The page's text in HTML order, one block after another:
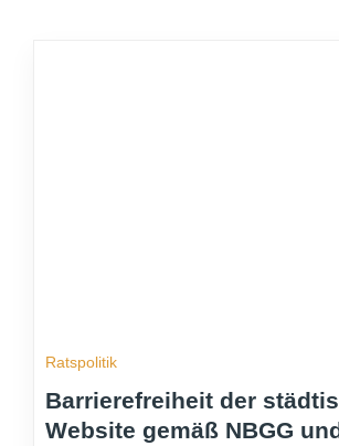
Ratspolitik
Barrierefreiheit der
Website gemäß NBGG